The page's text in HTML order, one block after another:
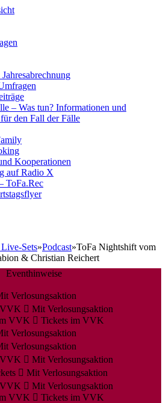
– Was tun? Informationen und
den Fall der Fälle
Kooperationen
auf Radio X
ToFa.Rec
Sets»Podcast»ToFa Nightshift vom
& Christian Reichert
Eventhinweise
Verlosungsaktion
VVK
Mit Verlosungsaktion
VVK
Tickets im VVK
Verlosungsaktion
Verlosungsaktion
VVK
Mit Verlosungsaktion
Mit Verlosungsaktion
VVK
Mit Verlosungsaktion
VVK
Tickets im VVK